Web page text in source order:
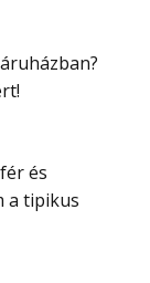
a tipikus